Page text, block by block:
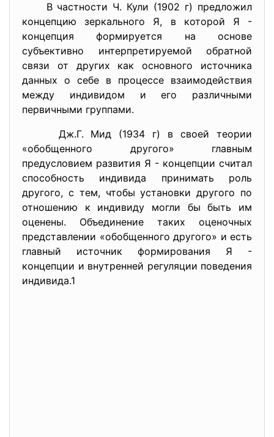
В частности Ч. Кули (1902 г) предложил
концепцию зеркального Я, в которой Я -
концепция формируется на основе
субъективно интерпретируемой обратной
связи от других как основного источника
данных о себе в процессе взаимодействия
между индивидом и его различными
первичными группами.
Дж.Г. Мид (1934 г) в своей теории
«обобщенного другого» главным
предусловием развития Я - концепции считал
способность индивида принимать роль
другого, с тем, чтобы установки другого по
отношению к индивиду могли бы быть им
оценены. Объединение таких оценочных
представлении «обобщенного другого» и есть
главный источник формирования Я -
концепции и внутренней регуляции поведения
индивида.1